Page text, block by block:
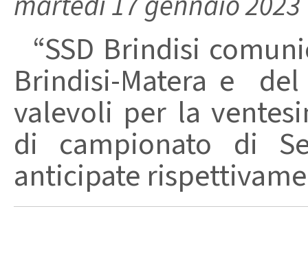
“SSD Brindisi
Brindisi-Matera e
valevoli per la
di campionato di
anticipate